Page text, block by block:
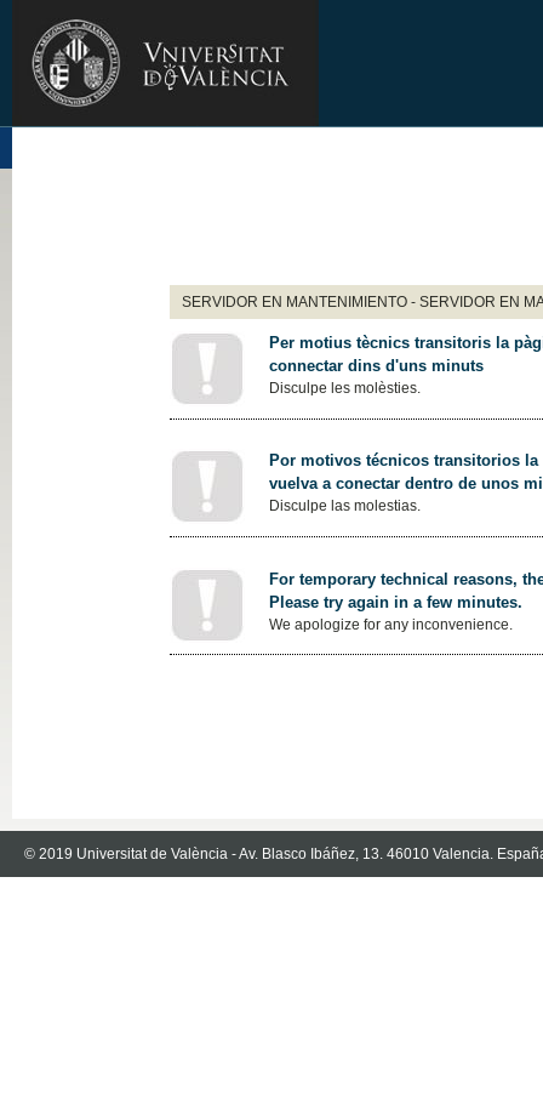
SERVIDOR EN MANTENIMIENTO - SERVIDOR EN
Per motius tècnics transitoris la
connectar dins d'uns minuts
Disculpe les molèsties.
Por motivos técnicos transitorios
vuelva a conectar dentro de unos
Disculpe las molestias.
For temporary technical reasons,
Please try again in a few minutes.
We apologize for any inconvenience.
© 2019 Universitat de València - Av. Blasco Ibáñez, 13. 46010 Valencia.